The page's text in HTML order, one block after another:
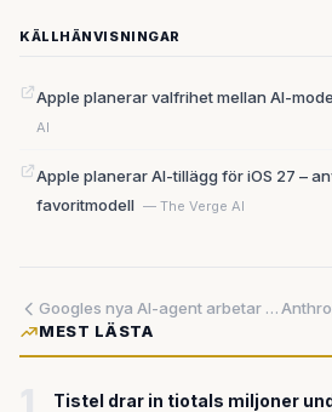
KÄLLHÄNVISNINGAR
Apple planerar valfrihet mellan AI-
AI
Apple planerar AI-tillägg för iOS 27 –
favoritmodell — The Verge AI
Googles nya AI-agent arbetar medan du sover – samtidigt kräver andra AI-funktioner 4 GB på din dator
MEST LÄSTA
Tistel drar in tiotals miljoner